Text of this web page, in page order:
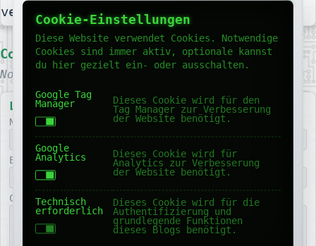
verfasst von Jan Koester am 2023-09-07
Comments
No comments yet.
Leave a comment
Name
Email
Comment
Cookie-Einstellungen
Diese Website verwendet Cookies. Notwendige
Cookies sind immer aktiv, optionale kannst
du hier gezielt ein- oder ausschalten.
Google Tag
Manager
Dieses Cookie wird für den
Tag Manager zur Verbesserung
der Website benötigt.
Google
Analytics
Dieses Cookie wird für
Analytics zur Verbesserung
der Website benötigt.
Technisch
erforderlich
Dieses Cookie wird für die
Authentifizierung und
grundlegende Funktionen
dieses Blogs benötigt.